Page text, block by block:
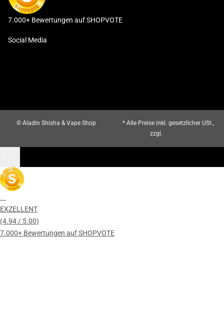
7.000+ Bewertungen auf SHOPVOTE
Social Media
© Aladin Shisha & Vape Shop
* Alle Preise inkl. gesetzlicher USt.,
zzgl.
EXZELLENT
(4.94 / 5.00)
7.000+ Bewertungen auf SHOPVOTE